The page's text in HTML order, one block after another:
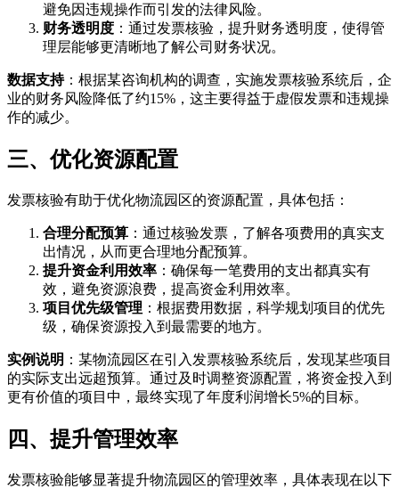
避免因违规操作而引发的法律风险。
财务透明度 ：通过发票核验，提升财务透明度，使得管
理层能够更清晰地了解公司财务状况。
数据支持：根据某咨询机构的调查，实施发票核验系统后，企
业的财务风险降低了约15%，这主要得益于虚假发票和违规操
作的减少。
三、优化资源配置
发票核验有助于优化物流园区的资源配置，具体包括：
合理分配预算 ：通过核验发票，了解各项费用的真实支
出情况，从而更合理地分配预算。
提升资金利用效率 ：确保每一笔费用的支出都真实有
效，避免资源浪费，提高资金利用效率。
项目优先级管理 ：根据费用数据，科学规划项目的优先
级，确保资源投入到最需要的地方。
实例说明 ：某物流园区在引入发票核验系统后，发现某些项目
的实际支出远超预算。通过及时调整资源配置，将资金投入到
更有价值的项目中，最终实现了年度利润增长5%的目标。
四、提升管理效率
发票核验能够显著提升物流园区的管理效率，具体表现在以下